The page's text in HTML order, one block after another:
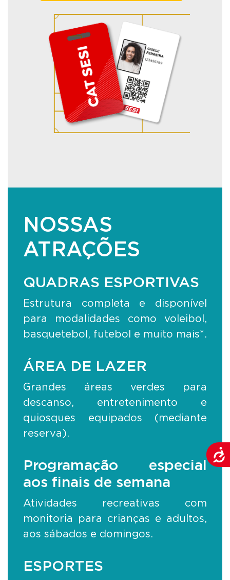
NOSSAS
ATRAÇÕES
QUADRAS ESPORTIVAS
Estrutura completa e disponível
para modalidades como voleibol,
basquetebol, futebol e muito mais*.
ÁREA DE LAZER
Grandes áreas verdes para
descanso, entretenimento e
quiosques equipados (mediante
reserva).
Programação especial
aos finais de semana
Atividades recreativas com
monitoria para crianças e adultos,
aos sábados e domingos.
ESPORTES